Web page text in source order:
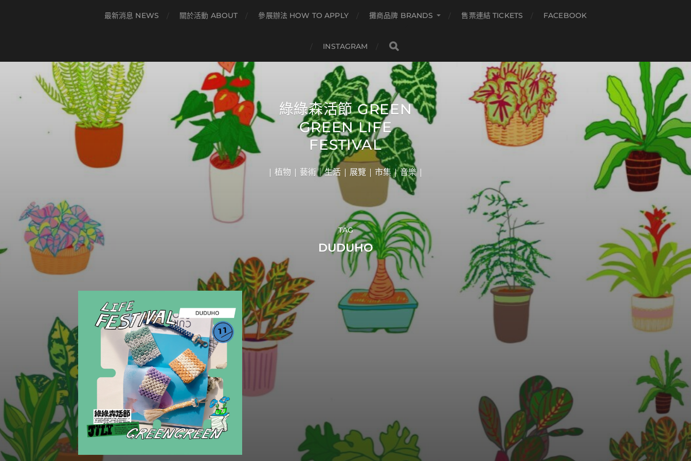
最新消息 NEWS 關於活動 ABOUT 參展辦法 HOW TO APPLY 攤商品牌 BRANDS 售票連結 TICKETS FACEBOOK
INSTAGRAM
綠綠森活節 GREEN
GREEN LIFE
FESTIVAL
| 植物 | 藝術｜生活 | 展覽 | 市集 | 音樂 |
TAG
DUDUHO